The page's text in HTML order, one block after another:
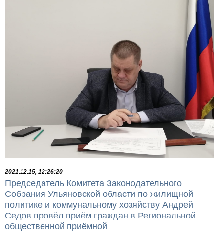
2021.12.15, 12:26:20
Председатель Комитета Законодательного
Собрания Ульяновской области по жилищной
политике и коммунальному хозяйству Андрей
Седов провёл приём граждан в Региональной
общественной приёмной